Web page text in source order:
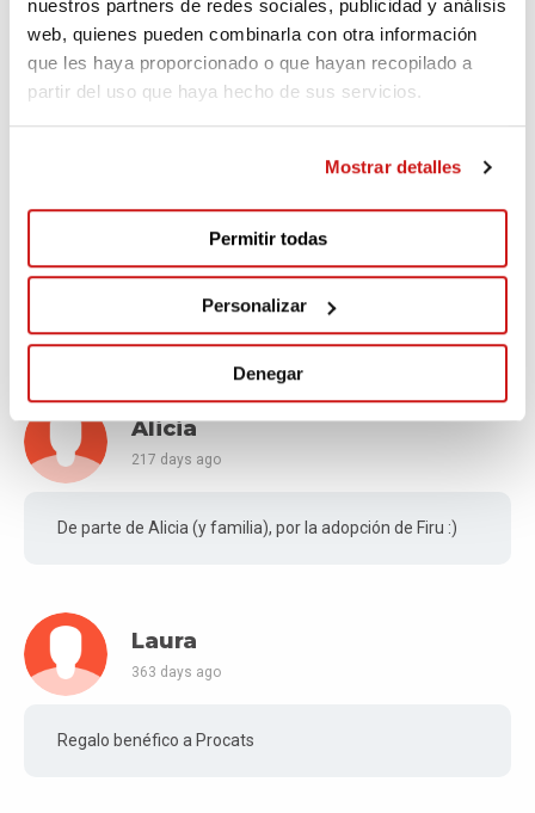
nuestros partners de redes sociales, publicidad y análisis
web, quienes pueden combinarla con otra información
que les haya proporcionado o que hayan recopilado a
partir del uso que haya hecho de sus servicios.
Mostrar detalles
Permitir todas
Personalizar
Denegar
181 days ago
Palomitas del Barrio
Irene
189 days ago
Alicia
217 days ago
De parte de Alicia (y familia), por la adopción de Firu :)
Laura
363 days ago
Regalo benéfico a Procats